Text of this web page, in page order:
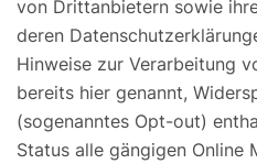
von Drittanbietern sowie
deren
Hinweise zur Verarbeitung
bereits hier genannt,
(sogenanntes Opt-out)
Status alle gängigen Online